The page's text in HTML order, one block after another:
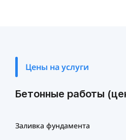
Цены на услуги
Бетонные работы
Заливка фундамента